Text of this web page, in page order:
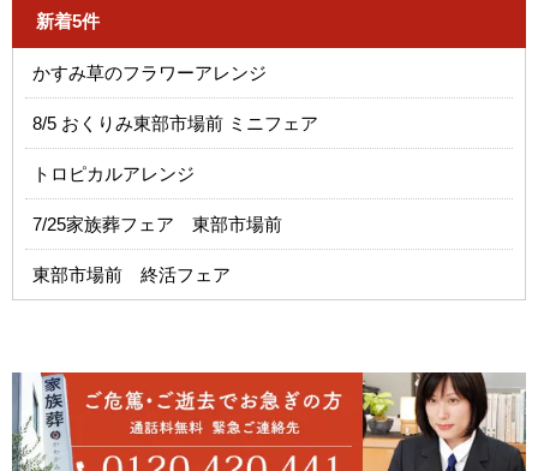
新着5件
かすみ草のフラワーアレンジ
8/5 おくりみ東部市場前 ミニフェア
トロピカルアレンジ
7/25家族葬フェア 東部市場前
東部市場前 終活フェア